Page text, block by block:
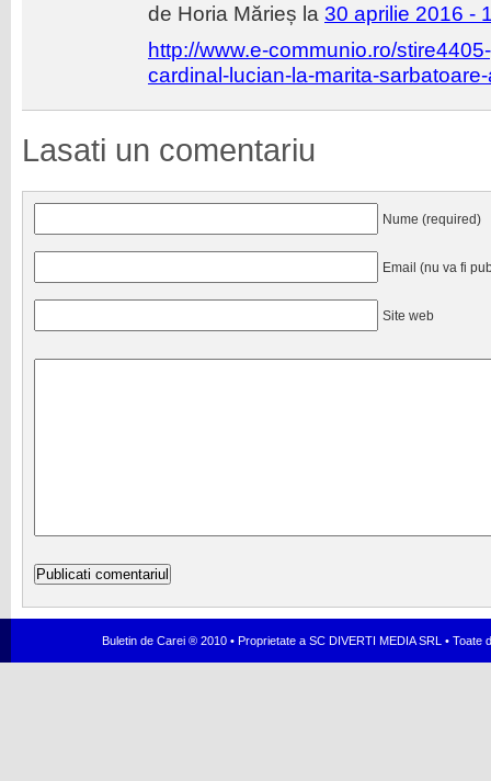
de Horia Mărieș la 30 aprilie 2016 -
http://www.e-communio.ro/
cardinal-lucian-la-marita-
Lasati un comentariu
Nume (required)
Email (nu va fi
Site web
Buletin de Carei ® 2010 • Proprietate a SC DIVERTI MEDIA SRL •